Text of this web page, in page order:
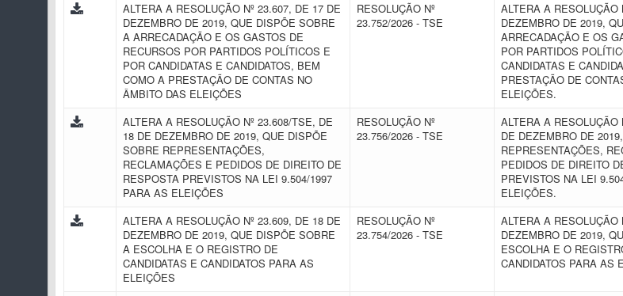
ALTERA A RESOLUÇÃO Nº 23.607, DE 17 DE
DEZEMBRO DE 2019, QUE DISPÕE SOBRE
A ARRECADAÇÃO E OS GASTOS DE
RECURSOS POR PARTIDOS POLÍTICOS E
POR CANDIDATAS E CANDIDATOS, BEM
COMO A PRESTAÇÃO DE CONTAS NO
ÂMBITO DAS ELEIÇÕES
RESOLUÇÃO Nº
23.752/2026 - TSE
ALTERA A RESOLUÇÃO
DEZEMBRO DE 2019,
ARRECADAÇÃO E OS
POR PARTIDOS
CANDIDATAS E
PRESTAÇÃO DE
ELEIÇÕES.
ALTERA A RESOLUÇÃO Nº 23.608/TSE, DE
18 DE DEZEMBRO DE 2019, QUE DISPÕE
SOBRE REPRESENTAÇÕES,
RECLAMAÇÕES E PEDIDOS DE DIREITO DE
RESPOSTA PREVISTOS NA LEI 9.504/1997
PARA AS ELEIÇÕES
RESOLUÇÃO Nº
23.756/2026 - TSE
ALTERA A RESOLUÇÃO
DE DEZEMBRO DE
REPRESENTAÇÕES,
PEDIDOS DE DIREITO
PREVISTOS NA LEI
ELEIÇÕES.
ALTERA A RESOLUÇÃO Nº 23.609, DE 18 DE
DEZEMBRO DE 2019, QUE DISPÕE SOBRE
A ESCOLHA E O REGISTRO DE
CANDIDATAS E CANDIDATOS PARA AS
ELEIÇÕES
RESOLUÇÃO Nº
23.754/2026 - TSE
ALTERA A RESOLUÇÃO
DEZEMBRO DE 2019,
ESCOLHA E O
CANDIDATOS PARA AS